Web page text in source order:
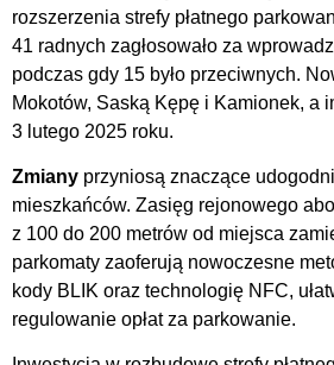
rozszerzenia strefy płatnego
41 radnych zagłosowało za
podczas gdy 15 było przeciwnych.
Mokotów, Saską Kępę i Kamionek, a
3 lutego 2025 roku.
Zmiany przyniosą znaczące
mieszkańców. Zasięg rejonowego
z 100 do 200 metrów od miejsca
parkomaty zaoferują nowoczesne
kody BLIK oraz technologię NFC,
regulowanie opłat za parkowanie.